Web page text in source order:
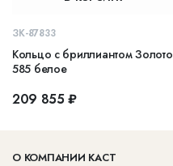
ЗК-87833
Кольцо с бриллиантом Золото
585 белое
209 855 ₽
О КОМПАНИИ КАСТ